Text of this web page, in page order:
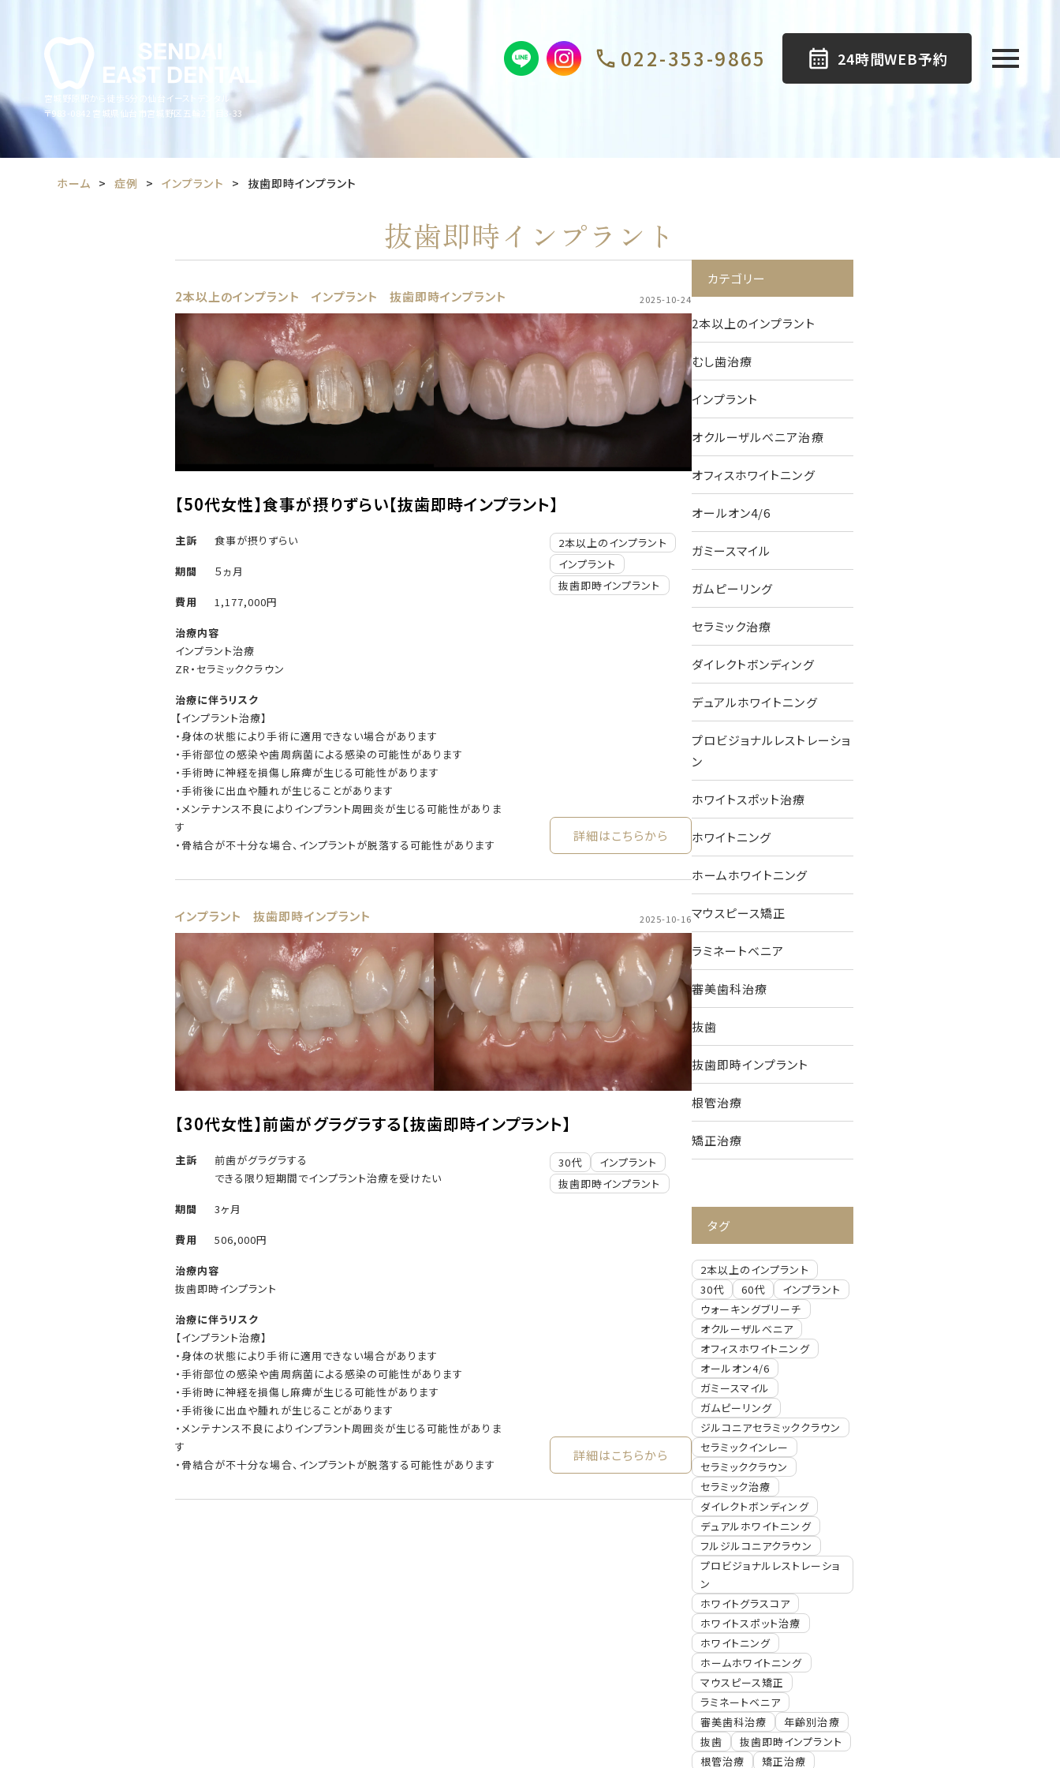
宮城野原駅から徒歩5分の仙台イーストデンタル
〒983-0842 宮城県仙台市宮城野区五輪2丁目3-33
022-353-9865 24時間WEB予約
ホーム 症例 インプラント 抜歯即時インプラント
抜歯即時インプラント
2本以上のインプラント インプラント 抜歯即時インプラント 2025-10-24
【50代女性】食事が摂りずらい【抜歯即時インプラント】
主訴 食事が摂りずらい
期間 ５ヵ月
費用 1,177,000円
治療内容
インプラント治療
ZR・セラミッククラウン
治療に伴うリスク
【インプラント治療】
・身体の状態により手術に適用できない場合があります
・手術部位の感染や歯周病菌による感染の可能性があります
・手術時に神経を損傷し麻痺が生じる可能性があります
・手術後に出血や腫れが生じることがあります
・メンテナンス不良によりインプラント周囲炎が生じる可能性がありま
す
・骨結合が不十分な場合、インプラントが脱落する可能性があります
2本以上のインプラント
インプラント
抜歯即時インプラント
詳細はこちらから
インプラント 抜歯即時インプラント 2025-10-16
【30代女性】前歯がグラグラする【抜歯即時インプラント】
主訴
前歯がグラグラする
できる限り短期間でインプラント治療を受けたい
期間 3ヶ月
費用 506,000円
治療内容
抜歯即時インプラント
治療に伴うリスク
【インプラント治療】
・身体の状態により手術に適用できない場合があります
・手術部位の感染や歯周病菌による感染の可能性があります
・手術時に神経を損傷し麻痺が生じる可能性があります
・手術後に出血や腫れが生じることがあります
・メンテナンス不良によりインプラント周囲炎が生じる可能性がありま
す
・骨結合が不十分な場合、インプラントが脱落する可能性があります
30代
インプラント
抜歯即時インプラント
詳細はこちらから
カテゴリー
2本以上のインプラント
むし歯治療
インプラント
オクルーザルべニア治療
オフィスホワイトニング
オールオン4/6
ガミースマイル
ガムピーリング
セラミック治療
ダイレクトボンディング
デュアルホワイトニング
プロビジョナルレストレーショ
ン
ホワイトスポット治療
ホワイトニング
ホームホワイトニング
マウスピース矯正
ラミネートベニア
審美歯科治療
抜歯
抜歯即時インプラント
根管治療
矯正治療
タグ
2本以上のインプラント
30代
60代
インプラント
ウォーキングブリーチ
オクルーザルべニア
オフィスホワイトニング
オールオン4/6
ガミースマイル
ガムピーリング
ジルコニアセラミッククラウン
セラミックインレー
セラミッククラウン
セラミック治療
ダイレクトボンディング
デュアルホワイトニング
フルジルコニアクラウン
プロビジョナルレストレーショ
ン
ホワイトグラスコア
ホワイトスポット治療
ホワイトニング
ホームホワイトニング
マウスピース矯正
ラミネートベニア
審美歯科治療
年齢別治療
抜歯
抜歯即時インプラント
根管治療
矯正治療